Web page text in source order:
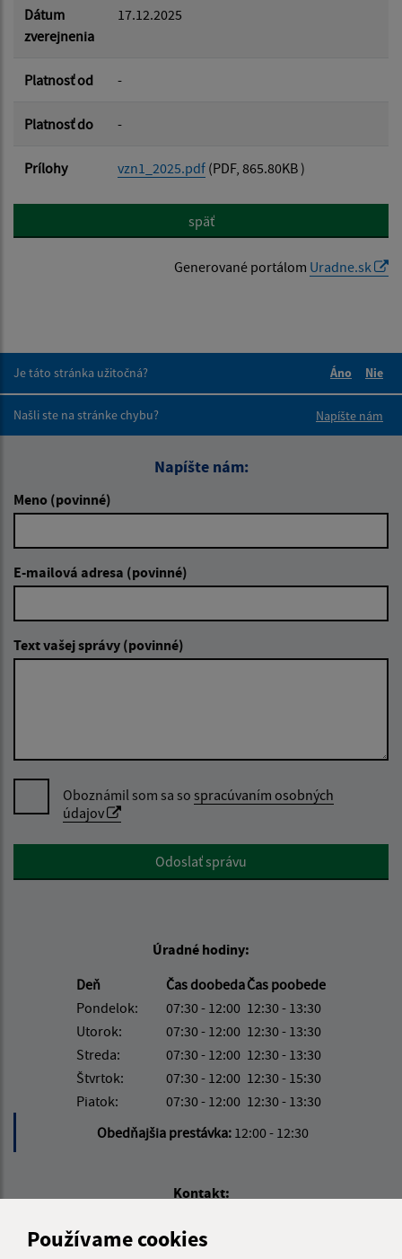
Používame cookies
Dátum
zverejnenia
17.12.2025
Platnosť od -
Platnosť do -
Prílohy vzn1_2025.pdf (PDF, 865.80KB )
späť
Generované portálom Uradne.sk
Je táto stránka užitočná?
Áno
Nie
Našli ste na stránke chybu?
Napíšte nám
Napíšte nám:
Meno (povinné)
E-mailová adresa (povinné)
Text vašej správy (povinné)
Oboznámil som sa so spracúvaním osobných
údajov
Google reCaptcha ResponseOdoslať správu
Úradné hodiny:
Deň
Čas doobedaČas poobede
Pondelok:
07:30 - 12:00 12:30 - 13:30
Utorok:
07:30 - 12:00 12:30 - 13:30
Streda:
07:30 - 12:00 12:30 - 13:30
Štvrtok:
07:30 - 12:00 12:30 - 15:30
Piatok:
07:30 - 12:00 12:30 - 13:30
Obedňajšia prestávka: 12:00 - 12:30
Kontakt:
Obecný úrad Tašuľa
Tašuľa 43